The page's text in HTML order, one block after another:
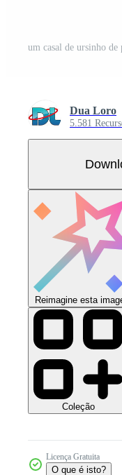
um casal de ursinho
Dua Loro
5.581
Reimagine esta
Coleção
Licença Gratuita
O que é isto?